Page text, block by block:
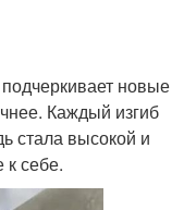
новые
Каждый изгиб
стала высокой и
себе.